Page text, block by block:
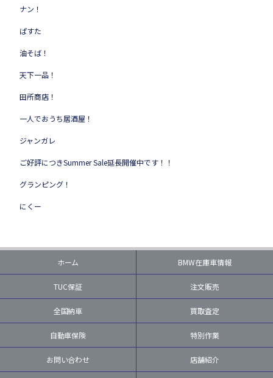
ナン！
ぱすた
油そば！
天下一品！
田所商店！
一人でおうち居酒屋！
ジャンガレ
ご好評につきSummer Sale延長開催中です！！
グランピング！
にくー
ホーム BMW在庫車情報
TUC保証 注文販売
全国納車 買取査定
自動車保険 特別作業
お問い合わせ 店舗紹介